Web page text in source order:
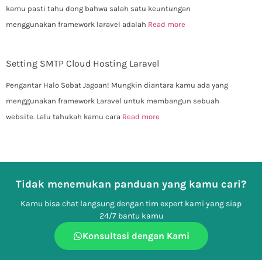
kamu pasti tahu dong bahwa salah satu keuntungan
menggunakan framework laravel adalah Read more
Setting SMTP Cloud Hosting Laravel
Pengantar Halo Sobat Jagoan! Mungkin diantara kamu ada yang
menggunakan framework Laravel untuk membangun sebuah
website. Lalu tahukah kamu cara Read more
Tidak menemukan panduan yang kamu cari?
Kamu bisa chat langsung dengan tim expert kami yang siap
24/7 bantu kamu
Konsultasi dengan Kami